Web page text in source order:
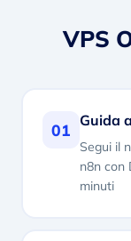
VPS
01 Guida
Segui il
n8n con
minuti